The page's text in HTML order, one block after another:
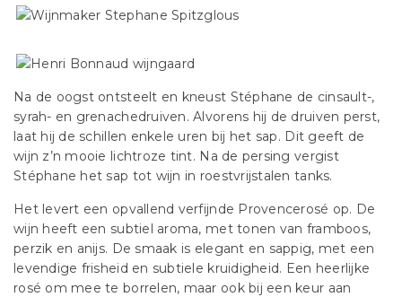
Na de oogst ontsteelt en kneust Stéphane de cinsault-,
syrah- en grenachedruiven. Alvorens hij de druiven perst,
laat hij de schillen enkele uren bij het sap. Dit geeft de
wijn z’n mooie lichtroze tint. Na de persing vergist
Stéphane het sap tot wijn in roestvrijstalen tanks.
Het levert een opvallend verfijnde Provencerosé op. De
wijn heeft een subtiel aroma, met tonen van framboos,
perzik en anijs. De smaak is elegant en sappig, met een
levendige frisheid en subtiele kruidigheid. Een heerlijke
rosé om mee te borrelen, maar ook bij een keur aan